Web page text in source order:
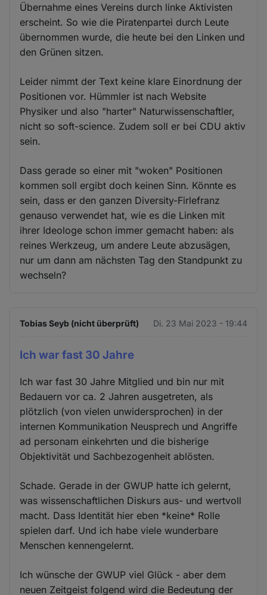
Übernahme eines Vereins durch linke Aktivisten
erscheint. So wie die Piratenpartei durch Leute
übernommen wurde, die heute bei den Linken und
den Grünen sitzen.
Leider nimmt der Text keine klare Einordnung der
Positionen vor. Hümmler ist nach Website
Physiker und also "harter" Naturwissenschaftler,
nicht so soft-science. Zudem soll er bei CDU aktiv
sein.
Dass gerade so einer mit "woken" Positionen
kommen soll ergibt doch keinen Sinn. Könnte es
sein, dass er den ganzen Diversity-Firlefranz
genauso verwendet hat, wie es die Linken mit
ihrer Ideologe schon immer gemacht haben: als
reines Werkzeug, um andere Leute abzusägen,
nur um dann am nächsten Tag den Standpunkt zu
wechseln?
Tobias Seyb (nicht überprüft) Di. 23 Mai 2023 - 19:44
Ich war fast 30 Jahre
Ich war fast 30 Jahre Mitglied und bin nur mit
Bedauern vor ca. 2 Jahren ausgetreten, als
plötzlich (von vielen unwidersprochen) in der
internen Kommunikation Neusprech und Angriffe
ad personam einkehrten und die bisherige
Objektivität und Sachbezogenheit ablösten.
Schade. Gerade in der GWUP hatte ich gelernt,
was wissenschaftlichen Diskurs aus- und wertvoll
macht. Dass Identität hier eben *keine* Rolle
spielen darf. Und ich habe viele wunderbare
Menschen kennengelernt.
Ich wünsche der GWUP viel Glück - aber dem
neuen Zeitgeist folgend wird die Bedeutung der